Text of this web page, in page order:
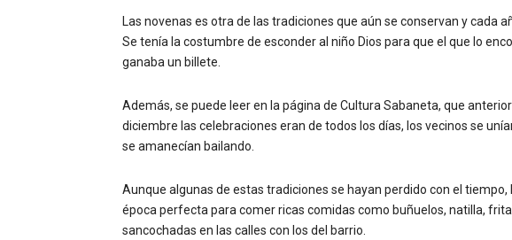
Las novenas es otra de las tradiciones que aún se conservan y cada
Se tenía la costumbre de esconder al niño Dios para que el que lo
ganaba un billete.
Además, se puede leer en la página de Cultura Sabaneta, que
diciembre las celebraciones eran de todos los días, los vecinos se
se amanecían bailando.
Aunque algunas de estas tradiciones se hayan perdido con el
época perfecta para comer ricas comidas como buñuelos, natilla,
sancochadas en las calles con los del barrio.